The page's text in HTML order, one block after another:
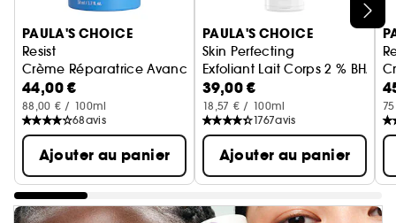
Ignorer le carrousel produits
PAULA'S CHOICE
Resist
Crème Réparatrice Avancée
44,00 €
88,00 € / 100ml
68avis
Ajouter au panier
PAULA'S CHOICE
Skin Perfecting
Exfoliant Lait Corps 2 % BHA
39,00 €
18,57 € / 100ml
1767avis
Ajouter au panier